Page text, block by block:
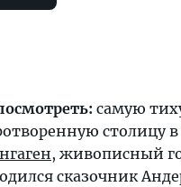
самую
столицу в
, живописный
сказочник